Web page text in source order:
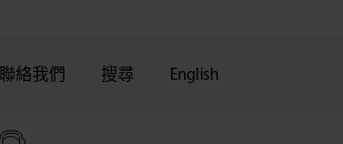
聯絡我們 搜尋 English